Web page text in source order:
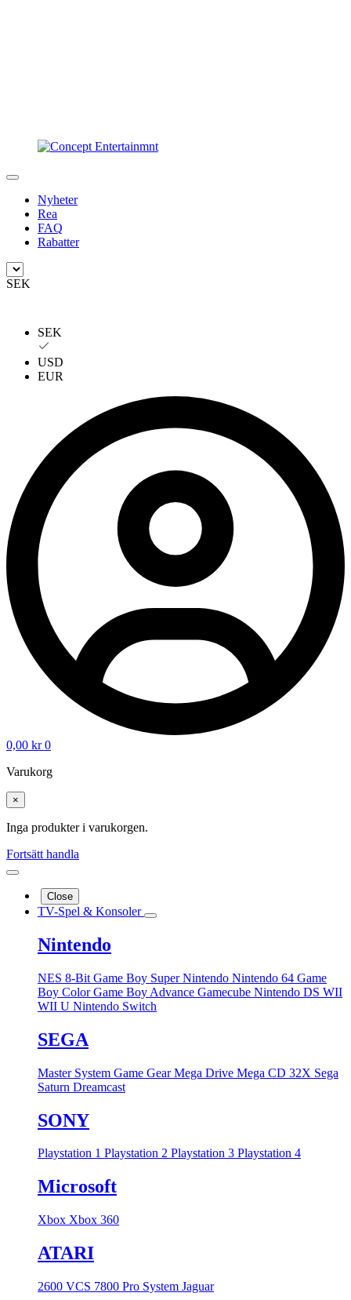
Nyheter
Rea
FAQ
Rabatter
SEK
SEK
USD
EUR
0,00 kr 0
Varukorg
×
Inga produkter i varukorgen.
Fortsätt handla
Close
TV-Spel & Konsoler
Nintendo
NES 8-Bit Game Boy Super Nintendo Nintendo 64 Game
Boy ColorGame Boy Advance Gamecube Nintendo DS WII
WII U Nintendo Switch
SEGA
Master System Game GearMega Drive Mega CD 32X Sega
Saturn Dreamcast
SONY
Playstation 1 Playstation 2 Playstation 3 Playstation 4
Microsoft
Xbox Xbox 360
ATARI
2600 VCS 7800 Pro System Jaguar